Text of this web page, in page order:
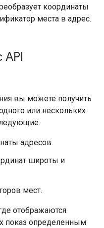
координаты
места в адрес.
API
вы можете получить
или нескольких
адресов.
широты и
мест.
отображаются
показ определенным